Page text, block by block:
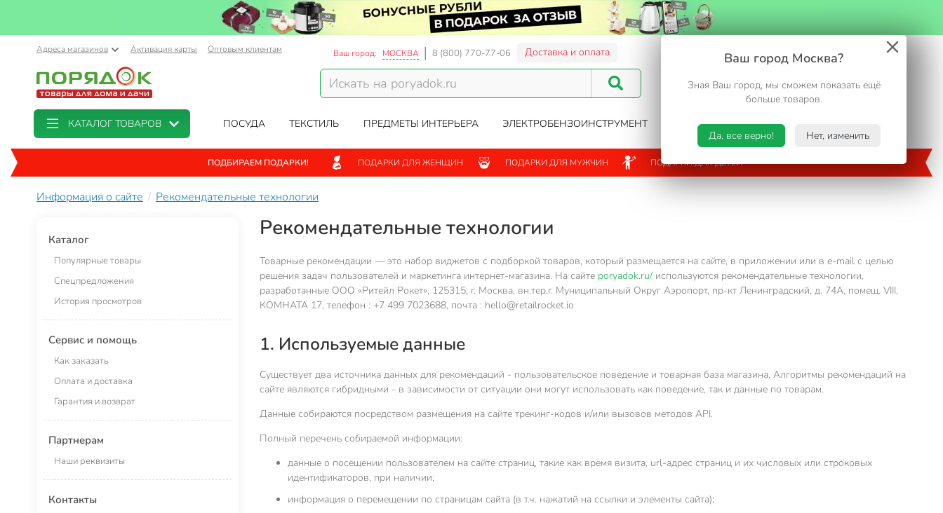
Ваш город Москва?
Зная Ваш город, мы сможем показать ещё
больше товаров.
Да, все верно! Нет, изменить
Адреса магазинов Активация карты Оптовым клиентам Ваш город: МОСКВА 8 (800) 770-77-06 Доставка и оплата
Корзина
КАТАЛОГ ТОВАРОВ ПОСУДА ТЕКСТИЛЬ ПРЕДМЕТЫ ИНТЕРЬЕРА ЭЛЕКТРОБЕНЗОИНСТРУМЕНТ САД И ОГОРОД ТУРИЗМ. ОТДЫХ НА ДАЧЕ
ПОДБИРАЕМ ПОДАРКИ! ПОДАРКИ ДЛЯ ЖЕНЩИН ПОДАРКИ ДЛЯ МУЖЧИН ПОДАРКИ ДЛЯ ДЕТЕЙ
Информация о сайте Рекомендательные технологии
Каталог
Популярные товары
Спецпредложения
История просмотров
Сервис и помощь
Как заказать
Оплата и доставка
Гарантия и возврат
Партнерам
Наши реквизиты
Контакты
Рекомендательные технологии
Товарные рекомендации — это набор виджетов с подборкой товаров, который размещается на сайте, в приложении или в e-mail с целью
решения задач пользователей и маркетинга интернет-магазина. На сайте poryadok.ru/используются рекомендательные технологии,
разработанные ООО «Ритейл Рокет», 125315, г. Москва, вн.тер.г. Муниципальный Округ Аэропорт, пр-кт Ленинградский, д. 74А, помещ. VIII,
КОМНАТА 17, телефон : +7 499 7023688, почта : hello@retailrocket.io
1. Используемые данные
Существует два источника данных для рекомендаций - пользовательское поведение и товарная база магазина. Алгоритмы рекомендаций на
сайте являются гибридными - в зависимости от ситуации они могут использовать как поведение, так и данные по товарам.
Данные собираются посредством размещения на сайте трекинг-кодов и/или вызовов методов API.
Полный перечень собираемой информации:
данные о посещении пользователем на сайте страниц, такие как время визита, url-адрес страниц и их числовых или строковых
идентификаторов, при наличии;
информация о перемещении по страницам сайта (в т.ч. нажатий на ссылки и элементы сайта);